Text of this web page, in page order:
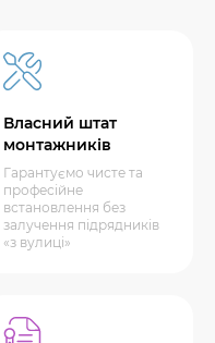
Власний штат
монтажників
Гарантуємо чисте та
професійне
встановлення без
залучення підрядників
«з вулиці»